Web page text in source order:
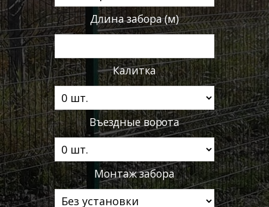
Длина забора (м)
Калитка
Въездные ворота
Монтаж забора